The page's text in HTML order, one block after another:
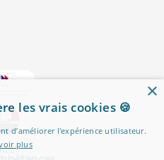
×
les vrais cookies 🍪
d’améliorer l'expérience utilisateur.
plus